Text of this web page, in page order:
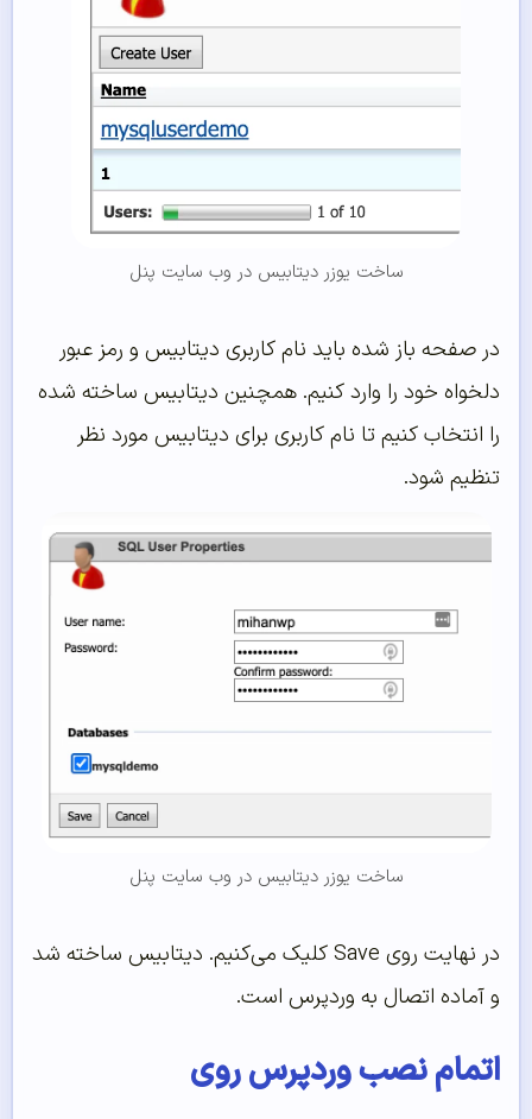
ساخت یوزر دیتابیس در وب سایت پنل
در صفحه باز شده باید نام کاربری دیتابیس و رمز عبور
دلخواه خود را وارد کنیم. همچنین دیتابیس ساخته شده
را انتخاب کنیم تا نام کاربری برای دیتابیس مورد نظر
تنظیم شود.
ساخت یوزر دیتابیس در وب سایت پنل
در نهایت روی Save کلیک می‌کنیم. دیتابیس ساخته شد
و آماده اتصال به وردپرس است.
اتمام نصب وردپرس روی